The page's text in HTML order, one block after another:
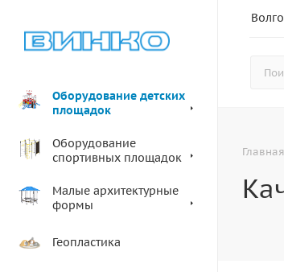
Оборудование детских
площадок
Оборудование
спортивных площадок
Малые архитектурные
формы
Геопластика
Главная